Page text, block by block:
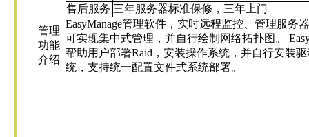
售后服务 三年服务器标准保修，三年上门
管理
功能
介绍
EasyManage管理软件，实时远程监控、管理服务
可实现集中式管理，并自行绘制网络拓扑图。
帮助用户部署Raid，安装操作系统，并自行安装
统，支持统一配置文件式系统部署。